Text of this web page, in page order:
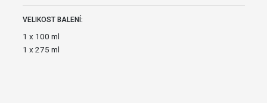
VELIKOST BALENÍ:
1 x 100 ml
1 x 275 ml